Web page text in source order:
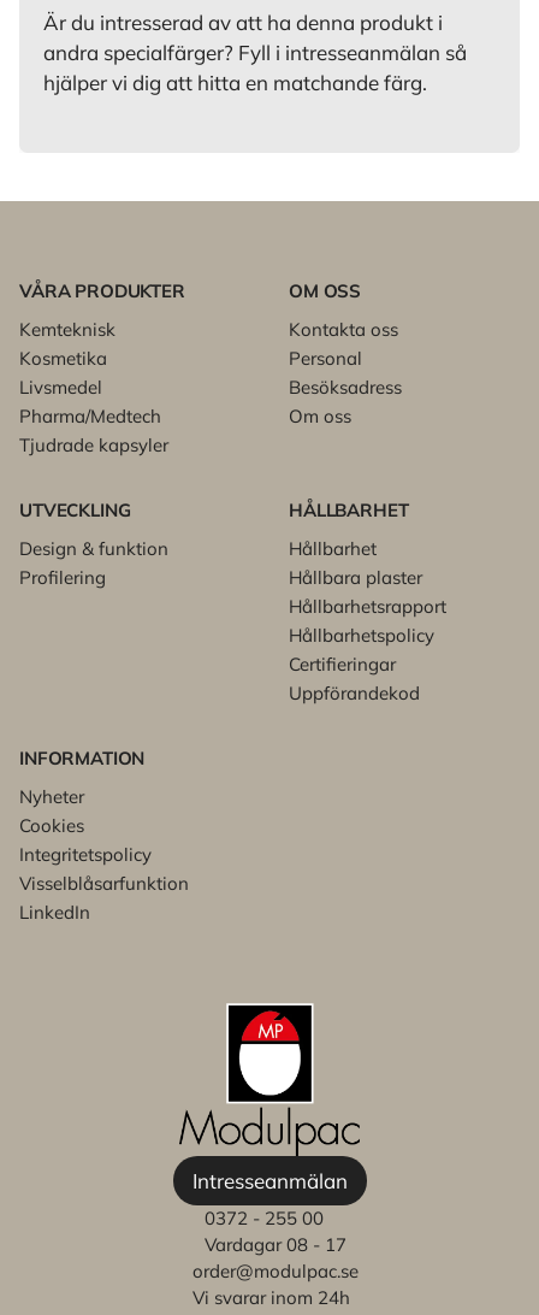
Är du intresserad av att ha denna produkt i
andra specialfärger? Fyll i intresseanmälan så
hjälper vi dig att hitta en matchande färg.
VÅRA PRODUKTER
Kemteknisk
Kosmetika
Livsmedel
Pharma/Medtech
Tjudrade kapsyler
OM OSS
Kontakta oss
Personal
Besöksadress
Om oss
UTVECKLING
Design & funktion
Profilering
HÅLLBARHET
Hållbarhet
Hållbara plaster
Hållbarhetsrapport
Hållbarhetspolicy
Certifieringar
Uppförandekod
INFORMATION
Nyheter
Cookies
Integritetspolicy
Visselblåsarfunktion
LinkedIn
Intresseanmälan
0372 - 255 00
Vardagar 08 - 17
order@modulpac.se
Vi svarar inom 24h